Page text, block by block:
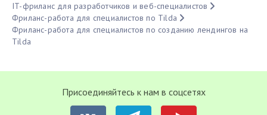
IT-фриланс для разработчиков и веб-специалистов
Фриланс-работа для специалистов по Tilda
Фриланс-работа для специалистов по созданию лендингов на
Tilda
Присоединяйтесь к нам в соцсетях